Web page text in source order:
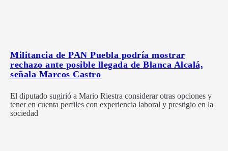
Militancia de PAN Puebla podría mostrar
rechazo ante posible llegada de Blanca Alcalá,
señala Marcos Castro
El diputado sugirió a Mario Riestra considerar otras opciones y
tener en cuenta perfiles con experiencia laboral y prestigio en la
sociedad